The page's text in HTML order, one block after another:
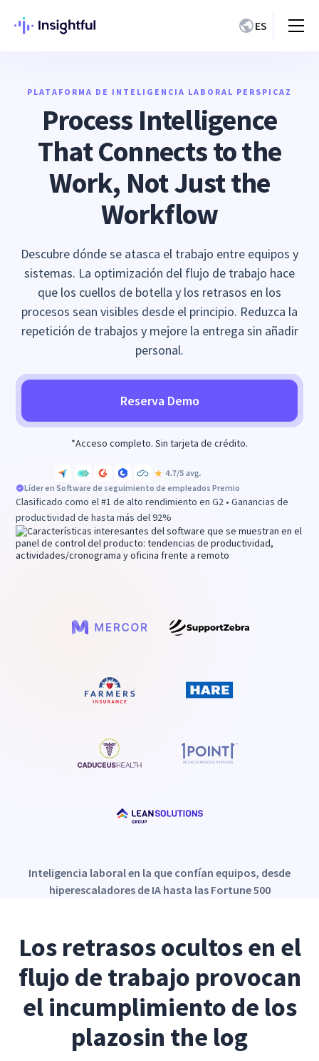
ES
PLATAFORMA DE INTELIGENCIA LABORAL PERSPICAZ
Process Intelligence
That Connects to the
Work, Not Just the
Workflow
Descubre dónde se atasca el trabajo entre equipos y
sistemas. La optimización del flujo de trabajo hace
que los cuellos de botella y los retrasos en los
procesos sean visibles desde el principio. Reduzca la
repetición de trabajos y mejore la entrega sin añadir
personal.
Reserva Demo
*Acceso completo. Sin tarjeta de crédito.
Líder enSoftware de seguimiento de empleados Premio
Clasificado como el #1 de alto rendimiento en G2 • Ganancias de
productividad de hasta más del 92%
Inteligencia laboral en la que confían equipos, desde
hiperescaladores de IA hasta las Fortune 500
Los retrasos ocultos en el
flujo de trabajo provocan
el incumplimiento de los
plazosin the log